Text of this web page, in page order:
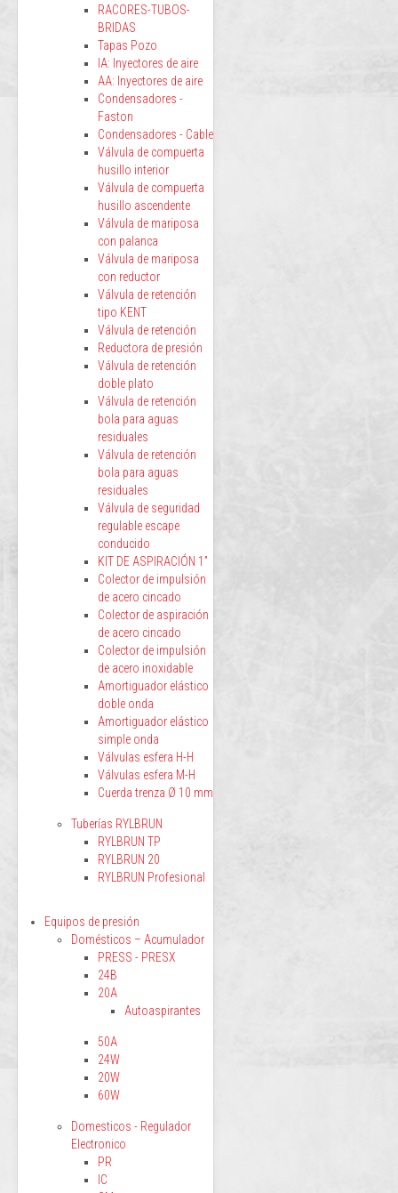
RACORES-TUBOS-
BRIDAS
Tapas Pozo
IA: Inyectores de aire
AA: Inyectores de aire
Condensadores -
Faston
Condensadores - Cable
Válvula de compuerta
husillo interior
Válvula de compuerta
husillo ascendente
Válvula de mariposa
con palanca
Válvula de mariposa
con reductor
Válvula de retención
tipo KENT
Válvula de retención
Reductora de presión
Válvula de retención
doble plato
Válvula de retención
bola para aguas
residuales
Válvula de retención
bola para aguas
residuales
Válvula de seguridad
regulable escape
conducido
KIT DE ASPIRACIÓN 1”
Colector de impulsión
de acero cincado
Colector de aspiración
de acero cincado
Colector de impulsión
de acero inoxidable
Amortiguador elástico
doble onda
Amortiguador elástico
simple onda
Válvulas esfera H-H
Válvulas esfera M-H
Cuerda trenza Ø 10 mm
Tuberías RYLBRUN
RYLBRUN TP
RYLBRUN 20
RYLBRUN Profesional
Equipos de presión
Domésticos – Acumulador
PRESS - PRESX
24B
20A
Autoaspirantes
50A
24W
20W
60W
Domesticos - Regulador
Electronico
PR
IC